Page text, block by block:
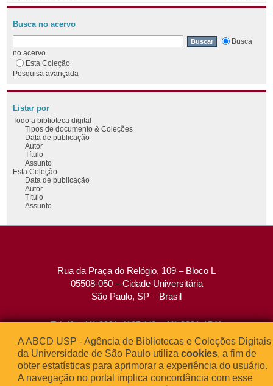
Busca no acervo
Busca
no acervo
Esta Coleção
Pesquisa avançada
Listar por
Todo a biblioteca digital
Tipos de documento & Coleções
Data de publicação
Autor
Título
Assunto
Esta Coleção
Data de publicação
Autor
Título
Assunto
Rua da Praça do Relógio, 109 – Bloco L
05508-050 – Cidade Universitária
São Paulo, SP – Brasil
Tel: (0xx11) 3091-4195 / (0xx11) 3091-1541
Fax: (0xx11) 3091-1567
E-mail:atendimento@abcd.usp.br
A ABCD USP - Agência de Bibliotecas e Coleções Digitais
da Universidade de São Paulo utiliza cookies, a fim de
obter estatísticas para aprimorar a experiência do usuário.
A navegação no portal implica concordância com esse